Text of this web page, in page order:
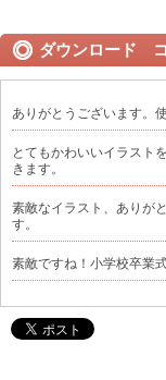
ダウンロード
ありがとうございます。
とてもかわいいイラスト
きます。
素敵なイラスト、ありが
す。
素敵ですね！小学校卒業